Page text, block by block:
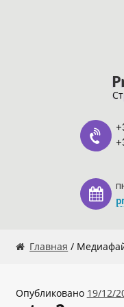
Перейти к
Главная
Главная /
Опубликовано 19/12/